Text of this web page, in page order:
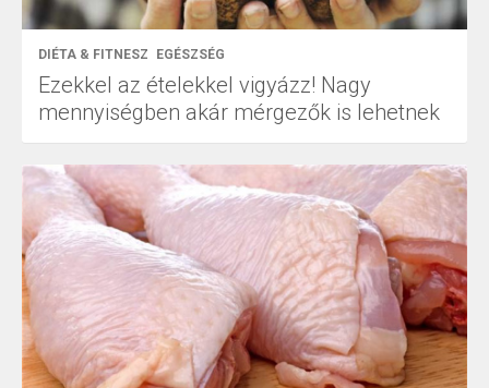
DIÉTA & FITNESZ EGÉSZSÉG
Ezekkel az ételekkel vigyázz! Nagy
mennyiségben akár mérgezők is lehetnek